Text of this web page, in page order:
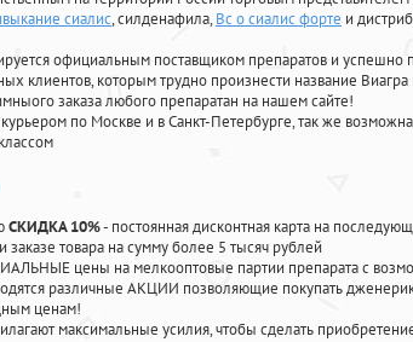
сиалис, силденафила, Вс о сиалис форте и
официальным поставщиком препаратов и
клиентов, которым трудно произнести название Виагра
заказа любого препаратан на нашем сайте!
по Москве и в Санкт-Петербурге, так же
СКИДКА 10%- постоянная дисконтная карта на
заказе товара на сумму более 5 тысяч рублей
цены на мелкооптовые партии препарата с
различные АКЦИИ позволяющие покупать
ценам!
максимальные усилия, чтобы сделать